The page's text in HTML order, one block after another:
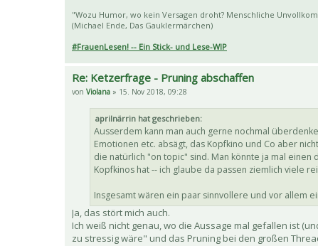
"Wozu Humor, wo kein Versagen droht? Menschliche
(Michael Ende, Das Gauklermärchen)
#FrauenLesen! -- Ein Stick- und Lese-WIP
Re: Ketzerfrage - Pruning abschaffen
von Violana » 15. Nov 2018, 09:28
aprilnärrin hat geschrieben:
Ausserdem kann man auch gerne nochmal
Emotionen etc. absägt, das Kopfkino und Co aber
die natürlich "on topic" sind. Man könnte ja mal
Kopfkinos hat -- ich glaube da passen ziemlich viele
Insgesamt wären ein paar sinnvollere und vor allem
Ja, das stört mich auch.
Ich weiß nicht genau, wo die Aussage mal gefallen ist
zu stressig wäre" und das Pruning bei den großen